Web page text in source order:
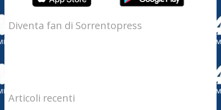
Diventa fan di Sorrentopress
Articoli recenti